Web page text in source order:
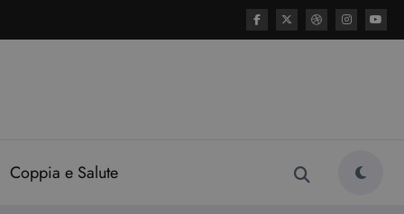
Coppia e Salute